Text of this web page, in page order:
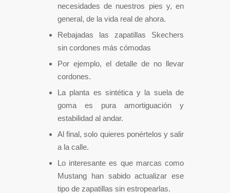
necesidades de nuestros pies y, en
general, de la vida real de ahora.
Rebajadas las zapatillas Skechers
sin cordones más cómodas
Por ejemplo, el detalle de no llevar
cordones.
La planta es sintética y la suela de
goma es pura amortiguación y
estabilidad al andar.
Al final, solo quieres ponértelos y salir
a la calle.
Lo interesante es que marcas como
Mustang han sabido actualizar ese
tipo de zapatillas sin estropearlas.